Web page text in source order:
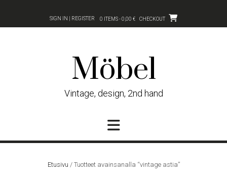
content
SIGN IN | REGISTER 0 ITEMS - 0,00 € CHECKOUT
Möbel
Vintage, design, 2nd hand
Etusivu / Tuotteet avainsanalla “vintage astia”